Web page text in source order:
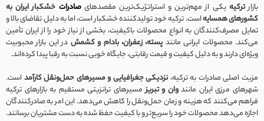
بازارترکیه یکی از مهم‌ترین و استراتژیک‌ترین مقصدهایصادرات خشکبار ایران به
کشورهای همسایهاست. ترکیه خود تولیدکننده خشکبار است، اما به دلیل تقاضای بالا و
تمایل مصرف‌کنندگان به انواع محصولات باکیفیت، بخشی از نیاز خود را از ایران تأمین
می‌کند. محصولات ایرانی مانند پسته، زعفران، بادام و کشمش در این بازار محبوبیت
ویژه‌ای دارند و به دلیل کیفیت و قیمت رقابتی، جایگاه خوبی نسبت به رقبا پیدا کرده‌اند.
مزیت اصلی صادرات به ترکیه،نزدیکی جغرافیایی و مسیرهای حمل‌ونقل کارآمد است.
شهرهای مرزی ایران مانندوان و تبریزمسیرهای ترانزیتی مستقیم به بازارهای ترکیه
فراهم می‌کنند که هزینه و زمان حمل‌ونقل را کاهش می‌دهد. این امر به صادرکنندگان
اجازه می‌دهد محصولات خود را سریع‌تر و با کیفیت حفظ شده به دست مشتریان برسانند.